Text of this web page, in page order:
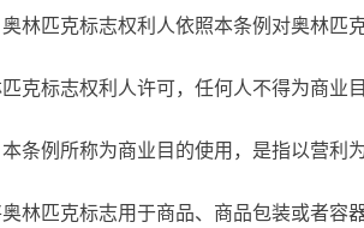
林匹克标志权利人依照本条例对奥林匹
克标志权利人许可，任何人不得为商业
条例所称为商业目的使用，是指以营利
奥林匹克标志用于商品、商品包装或者容